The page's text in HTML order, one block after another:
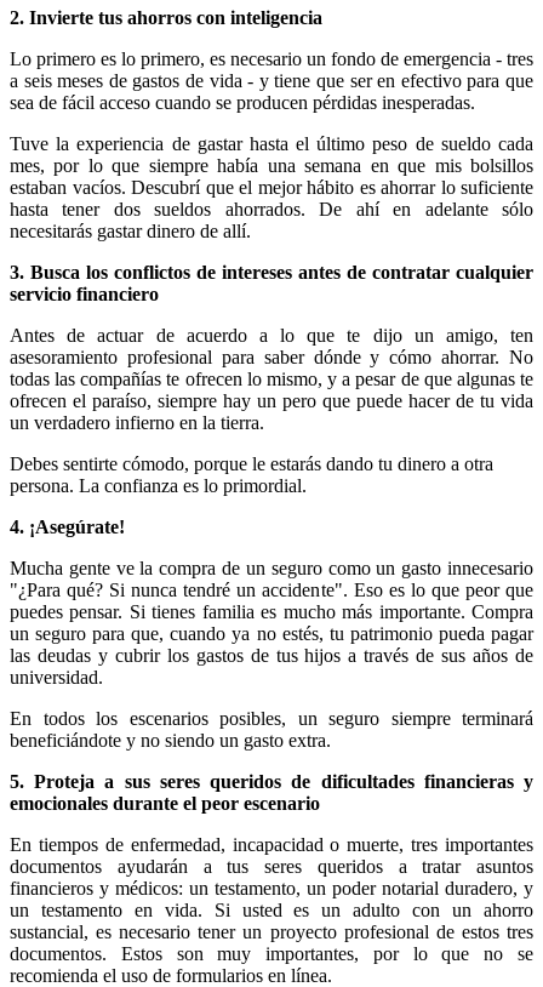
2. Invierte tus ahorros con inteligencia
Lo primero es lo primero, es necesario un fondo de emergencia - tres
a seis meses de gastos de vida - y tiene que ser en efectivo para que
sea de fácil acceso cuando se producen pérdidas inesperadas.
Tuve la experiencia de gastar hasta el último peso de sueldo cada
mes, por lo que siempre había una semana en que mis bolsillos
estaban vacíos. Descubrí que el mejor hábito es ahorrar lo suficiente
hasta tener dos sueldos ahorrados. De ahí en adelante sólo
necesitarás gastar dinero de allí.
3. Busca los conflictos de intereses antes de contratar cualquier
servicio financiero
Antes de actuar de acuerdo a lo que te dijo un amigo, ten
asesoramiento profesional para saber dónde y cómo ahorrar. No
todas las compañías te ofrecen lo mismo, y a pesar de que algunas te
ofrecen el paraíso, siempre hay un pero que puede hacer de tu vida
un verdadero infierno en la tierra.
Debes sentirte cómodo, porque le estarás dando tu dinero a otra
persona. La confianza es lo primordial.
4. ¡Asegúrate!
Mucha gente ve la compra de un seguro como un gasto innecesario
"¿Para qué? Si nunca tendré un accidente". Eso es lo que peor que
puedes pensar. Si tienes familia es mucho más importante. Compra
un seguro para que, cuando ya no estés, tu patrimonio pueda pagar
las deudas y cubrir los gastos de tus hijos a través de sus años de
universidad.
En todos los escenarios posibles, un seguro siempre terminará
beneficiándote y no siendo un gasto extra.
5. Proteja a sus seres queridos de dificultades financieras y
emocionales durante el peor escenario
En tiempos de enfermedad, incapacidad o muerte, tres importantes
documentos ayudarán a tus seres queridos a tratar asuntos
financieros y médicos: un testamento, un poder notarial duradero, y
un testamento en vida. Si usted es un adulto con un ahorro
sustancial, es necesario tener un proyecto profesional de estos tres
documentos. Estos son muy importantes, por lo que no se
recomienda el uso de formularios en línea.